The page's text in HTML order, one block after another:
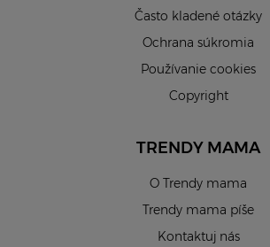
Často kladené otázky
Ochrana súkromia
Používanie cookies
Copyright
TRENDY MAMA
O Trendy mama
Trendy mama píše
Kontaktuj nás